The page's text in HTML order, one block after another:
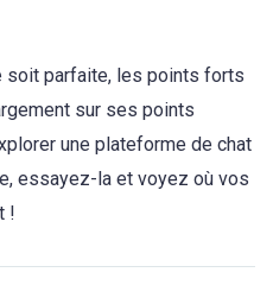
soit parfaite, les points forts
sur ses points
une plateforme de chat
essayez-la et voyez où vos
!